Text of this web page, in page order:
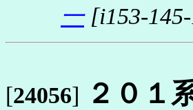
一[i153-145-
[24056] ２０１